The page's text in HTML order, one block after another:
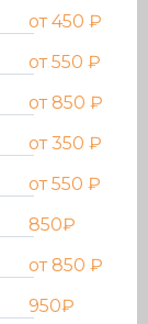
от 450 ₽
от 550 ₽
от 850 ₽
от 350 ₽
от 550 ₽
850₽
от 850 ₽
950₽